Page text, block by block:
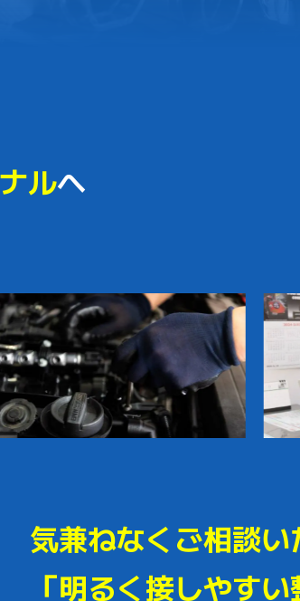
ルへ
気兼ねなくご相談い
「明るく接しやす